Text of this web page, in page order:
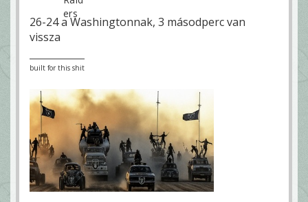
26-24 a Washingtonnak, 3 másodperc van
vissza
built for this shit